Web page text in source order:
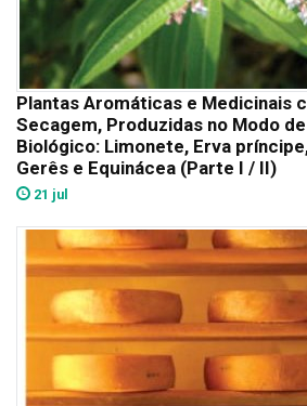
Plantas Aromáticas e Medicinais
Secagem, Produzidas no Modo
Biológico: Limonete, Erva
Gerês e Equinácea (Parte I / II)
21 jul